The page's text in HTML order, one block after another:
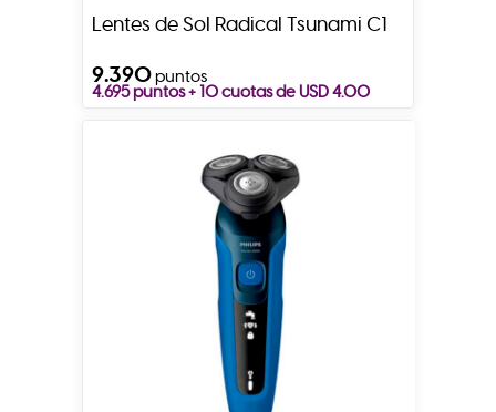
Lentes de Sol Radical Tsunami C1
9.390puntos
4.695 puntos + 10 cuotas de USD 4.00